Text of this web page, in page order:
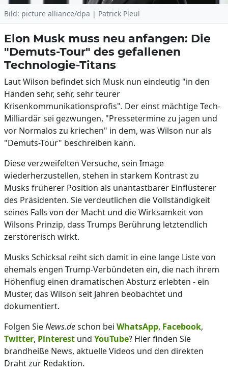
Bild: picture alliance/dpa | Patrick Pleul
Elon Musk muss neu anfangen: Die
"Demuts-Tour" des gefallenen
Technologie-Titans
Laut Wilson befindet sich Musk nun eindeutig "in den
Händen sehr, sehr, sehr teurer
Krisenkommunikationsprofis". Der einst mächtige Tech-
Milliardär sei gezwungen, "Pressetermine zu jagen und
vor Normalos zu kriechen" in dem, was Wilson nur als
"Demuts-Tour" beschreiben kann.
Diese verzweifelten Versuche, sein Image
wiederherzustellen, stehen in starkem Kontrast zu
Musks früherer Position als unantastbarer Einflüsterer
des Präsidenten. Sie verdeutlichen die Vollständigkeit
seines Falls von der Macht und die Wirksamkeit von
Wilsons Prinzip, dass Trumps Berührung letztendlich
zerstörerisch wirkt.
Musks Schicksal reiht sich damit in eine lange Liste von
ehemals engen Trump-Verbündeten ein, die nach ihrem
Höhenflug einen dramatischen Absturz erlebten - ein
Muster, das Wilson seit Jahren beobachtet und
dokumentiert.
Folgen SieNews.deschon bei WhatsApp, Facebook,
Twitter, Pinterest und YouTube? Hier finden Sie
brandheiße News, aktuelle Videos und den direkten
Draht zur Redaktion.